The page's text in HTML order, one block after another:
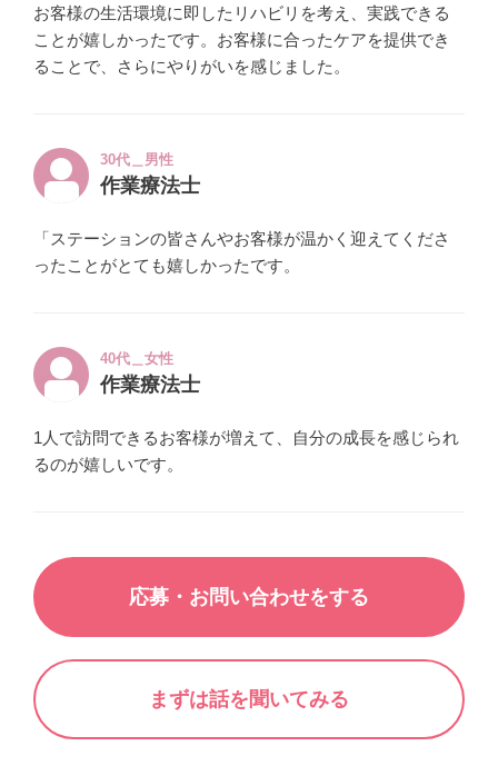
お客様の生活環境に即したリハビリを考え、実践できる
ことが嬉しかったです。お客様に合ったケアを提供でき
ることで、さらにやりがいを感じました。
30代＿男性
作業療法士
「ステーションの皆さんやお客様が温かく迎えてくださ
ったことがとても嬉しかったです。
40代＿女性
作業療法士
1人で訪問できるお客様が増えて、自分の成長を感じられ
るのが嬉しいです。
応募・お問い合わせをする
まずは話を聞いてみる